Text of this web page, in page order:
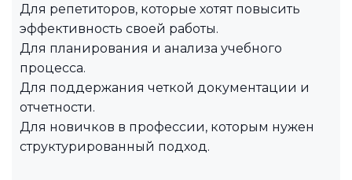
Для репетиторов, которые хотят повысить
эффективность своей работы.
Для планирования и анализа учебного
процесса.
Для поддержания четкой документации и
отчетности.
Для новичков в профессии, которым нужен
структурированный подход.